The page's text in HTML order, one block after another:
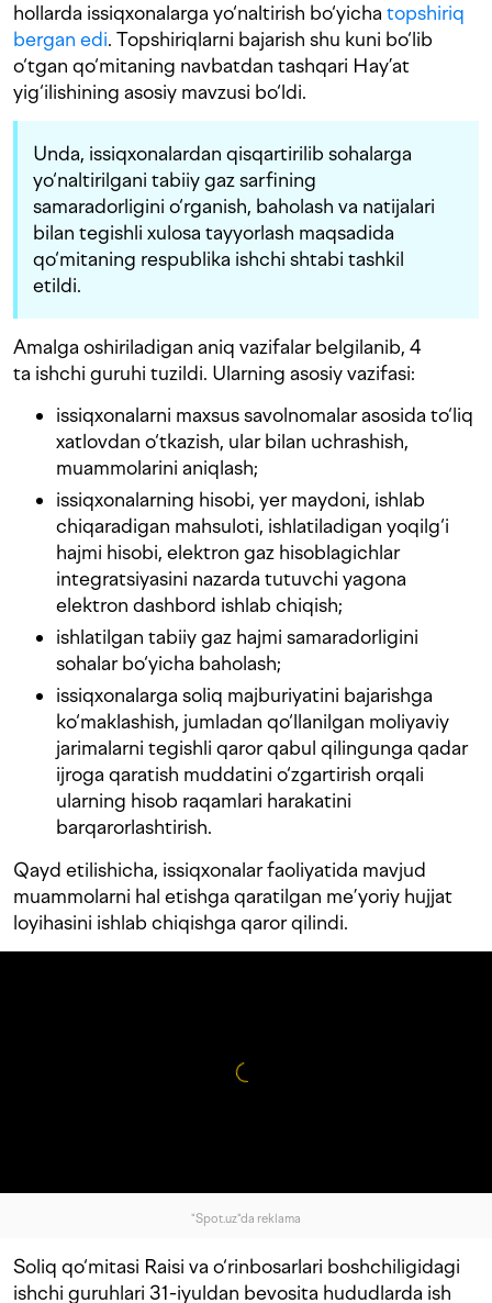
hollarda issiqxonalarga yo‘naltirish bo‘yicha topshiriq
bergan edi. Topshiriqlarni bajarish shu kuni bo‘lib
o‘tgan qo‘mitaning navbatdan tashqari Hay’at
yig‘ilishining asosiy mavzusi bo‘ldi.
Unda, issiqxonalardan qisqartirilib sohalarga
yo‘naltirilgani tabiiy gaz sarfining
samaradorligini o‘rganish, baholash va natijalari
bilan tegishli xulosa tayyorlash maqsadida
qo‘mitaning respublika ishchi shtabi tashkil
etildi.
Amalga oshiriladigan aniq vazifalar belgilanib, 4
ta ishchi guruhi tuzildi. Ularning asosiy vazifasi:
issiqxonalarni maxsus savolnomalar asosida to‘liq
xatlovdan o‘tkazish, ular bilan uchrashish,
muammolarini aniqlash;
issiqxonalarning hisobi, yer maydoni, ishlab
chiqaradigan mahsuloti, ishlatiladigan yoqilg‘i
hajmi hisobi, elektron gaz hisoblagichlar
integratsiyasini nazarda tutuvchi yagona
elektron dashbord ishlab chiqish;
ishlatilgan tabiiy gaz hajmi samaradorligini
sohalar bo‘yicha baholash;
issiqxonalarga soliq majburiyatini bajarishga
ko‘maklashish, jumladan qo‘llanilgan moliyaviy
jarimalarni tegishli qaror qabul qilingunga qadar
ijroga qaratish muddatini o‘zgartirish orqali
ularning hisob raqamlari harakatini
barqarorlashtirish.
Qayd etilishicha, issiqxonalar faoliyatida mavjud
muammolarni hal etishga qaratilgan me’yoriy hujjat
loyihasini ishlab chiqishga qaror qilindi.
"Spot.uz"da reklama
Soliq qo‘mitasi Raisi va o‘rinbosarlari boshchiligidagi
ishchi guruhlari 31-iyuldan bevosita hududlarda ish